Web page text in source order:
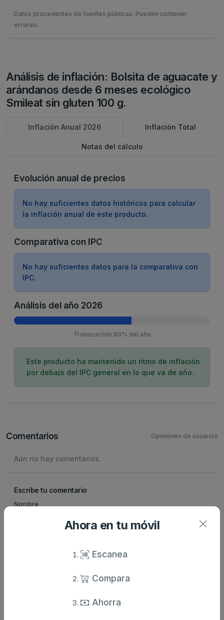
Datos procedentes de fuentes públicas. Pueden contener
errores.
Análisis de inflación: Bolsita de aguacate y
arándanos desde 6 meses ecológico
Smileat sin gluten 100 g.
Inflación Anual 2026 Inflación Total
Notas del cálculo
Evolución anual de precios
No hay suficientes datos históricos para calcular
la inflación anual de este producto.
Comparativa con IPC
No hay suficientes datos para la comparativa con
IPC.
Análisis del año 2026
Transcurrido 60% del año
Este producto ha mantenido un ritmo de inflación
por debajo del IPC general en lo que va de año.
Comentarios Opiniones de usuarios
Aún no hay comentarios.
Escribe tu comentario
Nombre
Ahora en tu móvil
Escanea
Compara
Ahorra